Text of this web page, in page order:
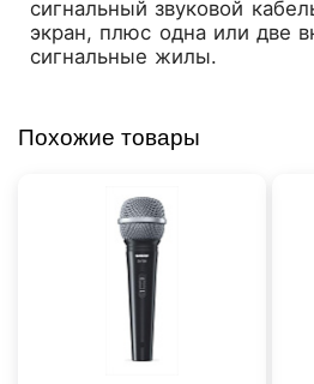
сигнальный звуковой
экран, плюс одна или две
сигнальные жилы.
Похожие товары